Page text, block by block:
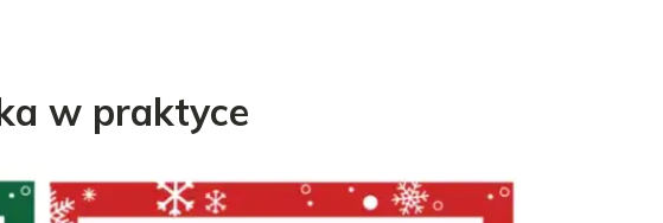
w praktyce